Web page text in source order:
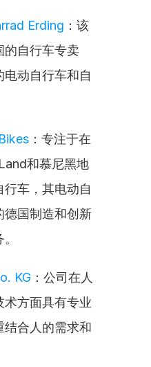
Erding ：该
的自行车专卖
动自行车和自
：专注于在
和慕尼黑地
车，其电动自
德国制造和创新
KG ：公司在人
术方面具有专业
结合人的需求和